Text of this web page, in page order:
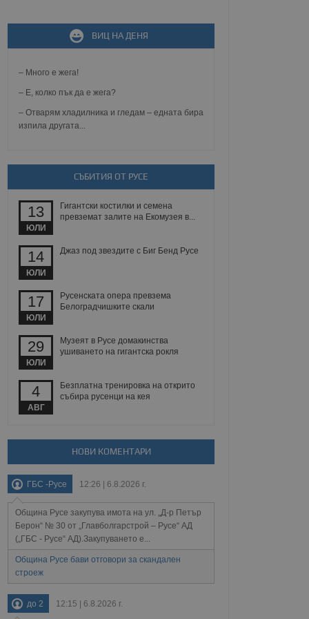
ВИЦ НА ДЕНЯ
– Много е жега!
– Е, колко пък да е жега?
– Отварям хладилника и гледам – едната бира
изпила другата...
СЪБИТИЯ ОТ РУСЕ
13
ЮЛИ
Гигантски костилки и семена
превземат залите на Екомузея в...
14
ЮЛИ
Джаз под звездите с Биг Бенд Русе
17
ЮЛИ
Русенската опера превзема
Белоградчишките скали
29
ЮЛИ
Музеят в Русе домакинства
ушиването на гигантска рокля
4
АВГ
Безплатна тренировка на открито
събира русенци на кея
НОВИ КОМЕНТАРИ
ГБС -Русе 12:26 | 6.8.2026 г.
Община Русе закупува имота на ул. „Д-р Петър
Берон“ № 30 от „Главболгарстрой – Русе“ АД
(„ГБС - Русе“ АД).Закупуването е...
Община Русе бави отговори за скандален
строеж
до 2 12:15 | 6.8.2026 г.
зададена от уеб
MVC
неразрешеното
известно като
при затваряне
на съгласието на
за тяхното
политики и
че техните
сесии.
между хората
уебсайт.
на
на бисквитките,
съответствие и
и
и предоставя
използва
потребител може
поведение и
на сайта. Тя
с
на
на сайта.
взаимодействия
и потребителския
събиране на данни
за
се
на тестване.
данни,
на посещенията,
били заредени.
опит.
на прегледи на
на
тя може
новата или
на сайта. Тя
която е
в целия
на социалните